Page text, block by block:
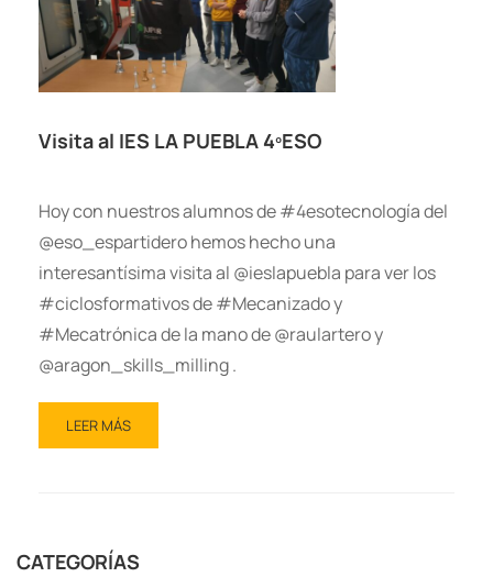
Visita al IES LA PUEBLA 4ºESO
Hoy con nuestros alumnos de #4esotecnología del
@eso_espartidero hemos hecho una
interesantísima visita al @ieslapuebla para ver los
#ciclosformativos de #Mecanizado y
#Mecatrónica de la mano de @raulartero y
@aragon_skills_milling .
LEER MÁS
CATEGORÍAS